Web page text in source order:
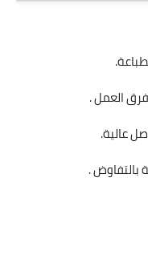
عالية.
بالتفاوض .